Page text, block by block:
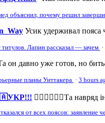
объяснил, почему решил
Усик удерживал пояса
титулов. Лапин рассказал — зачем ·
он давно уже готов, но
планы Уиттакера · 3 hours
☝🏼🥊👊🏼❕Та
от всех поясов: заявление